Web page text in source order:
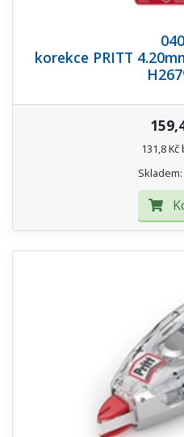
korekce PRITT
131,8 Kč